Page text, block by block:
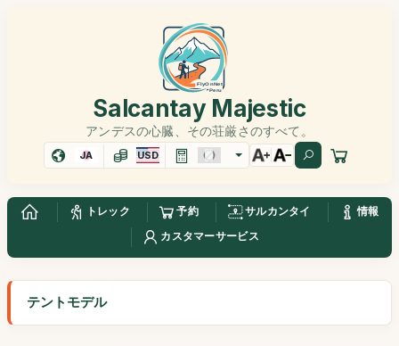
Salcantay Majestic
アンデスの心臓、その荘厳さのすべて。
JA USD
トレック 予約 サルカンタイ
情報
カスタマーサービス
テントモデル